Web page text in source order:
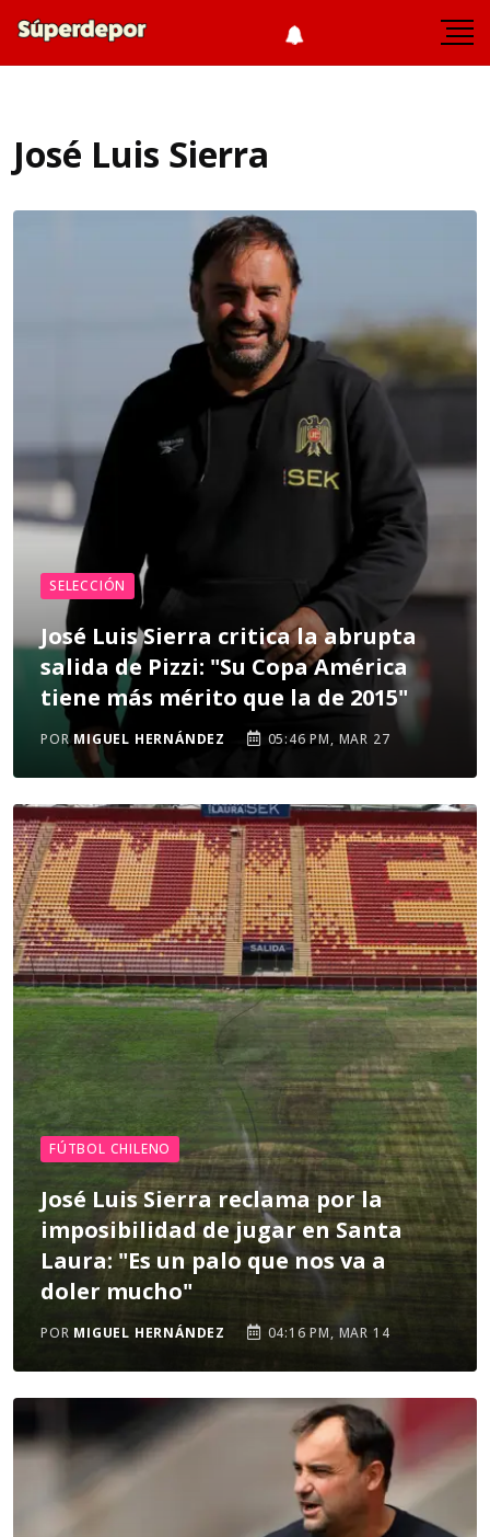
José Luis Sierra
SELECCIÓN
José Luis Sierra critica la abrupta
salida de Pizzi: "Su Copa América
tiene más mérito que la de 2015"
PORMIGUEL HERNÁNDEZ 05:46 PM, MAR 27
FÚTBOL CHILENO
José Luis Sierra reclama por la
imposibilidad de jugar en Santa
Laura: "Es un palo que nos va a
doler mucho"
POR MIGUEL HERNÁNDEZ 04:16 PM, MAR 14